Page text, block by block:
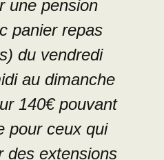
une pension
panier repas
du vendredi
au dimanche
140€ pouvant
pour ceux qui
des extensions